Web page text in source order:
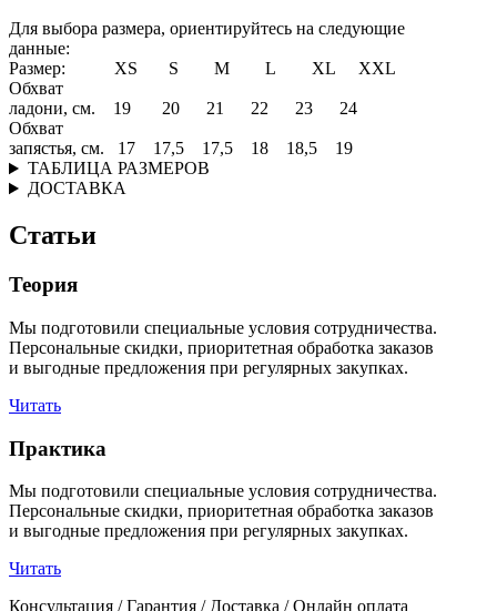
Для выбора размера, ориентируйтесь на следующие
данные:
Размер: XS S M L XL XXL
Обхват
ладони, см. 19 20 21 22 23 24
Обхват
запястья, см. 17 17,5 17,5 18 18,5 19
ТАБЛИЦА РАЗМЕРОВ
ДОСТАВКА
Статьи
Теория
Мы подготовили специальные условия сотрудничества.
Персональные скидки, приоритетная обработка заказов
и выгодные предложения при регулярных закупках.
Читать
Практика
Мы подготовили специальные условия сотрудничества.
Персональные скидки, приоритетная обработка заказов
и выгодные предложения при регулярных закупках.
Читать
Консультация / Гарантия / Доставка / Онлайн оплата